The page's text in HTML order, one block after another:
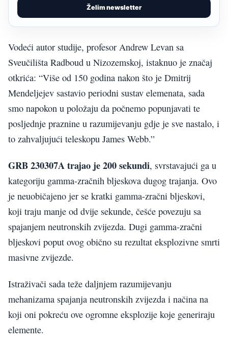
Želim newsletter
Vodeći autor studije, profesor Andrew Levan sa
Sveučilišta Radboud u Nizozemskoj, istaknuo je značaj
otkrića: “Više od 150 godina nakon što je Dmitrij
Mendeljejev sastavio periodni sustav elemenata, sada
smo napokon u položaju da počnemo popunjavati te
posljednje praznine u razumijevanju gdje je sve nastalo, i
to zahvaljujući teleskopu James Webb.”
GRB 230307A trajao je 200 sekundi, svrstavajući ga u
kategoriju gamma-zračnih bljeskova dugog trajanja. Ovo
je neuobičajeno jer se kratki gamma-zračni bljeskovi,
koji traju manje od dvije sekunde, češće povezuju sa
spajanjem neutronskih zvijezda. Dugi gamma-zračni
bljeskovi poput ovog obično su rezultat eksplozivne smrti
masivne zvijezde.
Istraživači sada teže daljnjem razumijevanju
mehanizama spajanja neutronskih zvijezda i načina na
koji oni pokreću ove ogromne eksplozije koje generiraju
elemente.